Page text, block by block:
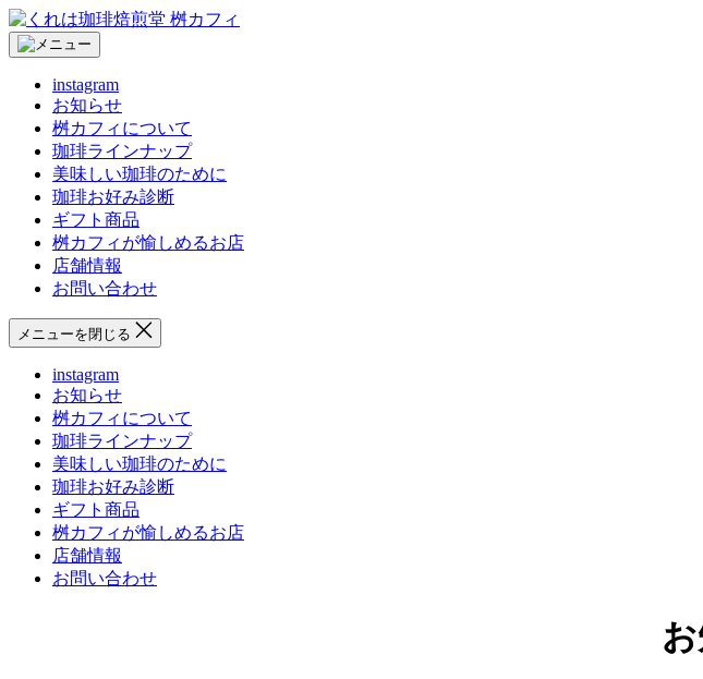
コ
ン
テ
フ
instagram
お知らせ
桝カフィについて
珈琲ラインナップ
美味しい珈琲のために
珈琲お好み診断
ギフト商品
桝カフィが愉しめるお店
店舗情報
お問い合わせ
メニューを閉じる
instagram
お知らせ
桝カフィについて
珈琲ラインナップ
美味しい珈琲のために
珈琲お好み診断
ギフト商品
桝カフィが愉しめるお店
店舗情報
お問い合わせ